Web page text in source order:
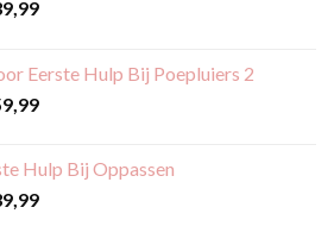
Prijsklasse:
€39,99
Eerste Hulp Bij Poepluiers 2
Prijsklasse:
€59,99
Hulp Bij Oppassen
Prijsklasse: